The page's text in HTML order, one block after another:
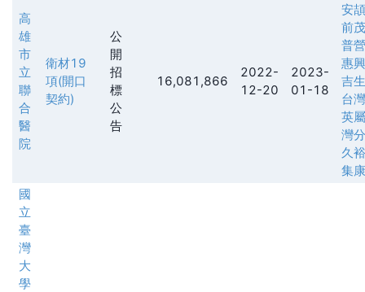
高
雄
市
立
聯
合
醫
院
衛材19
項(開口
契約)
公
開
招
標
公
告
16,081,866
2022-
12-20
2023-
01-18
安
前
普
惠
吉
台
英
灣
久
集
國
立
臺
灣
大
學